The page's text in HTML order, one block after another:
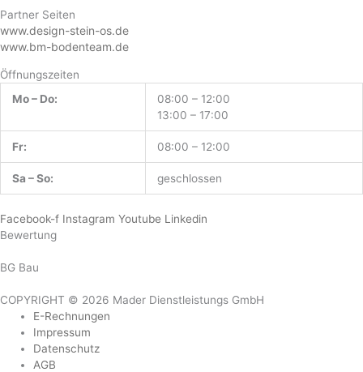
Partner Seiten
www.design-stein-os.de
www.bm-bodenteam.de
Öffnungszeiten
Mo – Do:
08:00 – 12:00
13:00 – 17:00
Fr: 08:00 – 12:00
Sa – So: geschlossen
Facebook-f Instagram Youtube Linkedin
Bewertung
BG Bau
COPYRIGHT © 2026 Mader Dienstleistungs GmbH
E-Rechnungen
Impressum
Datenschutz
AGB